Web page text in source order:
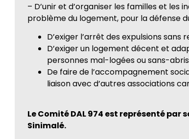
– D’unir et d’organiser les familles et les
problème du logement, pour la défense
D’exiger l’arrêt des expulsions sans
D’exiger un logement décent et
personnes mal-logées ou sans-
De faire de l’accompagnement
liaison avec d’autres associations
Le Comité DAL 974 est représenté par
Sinimalé.